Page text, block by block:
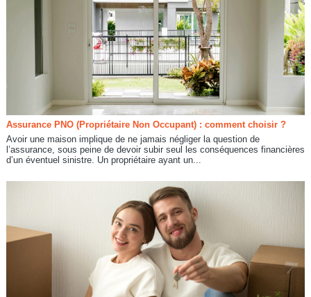
Assurance PNO (Propriétaire Non Occupant) : comment choisir ?
Avoir une maison implique de ne jamais négliger la question de
l’assurance, sous peine de devoir subir seul les conséquences financières
d’un éventuel sinistre. Un propriétaire ayant un...